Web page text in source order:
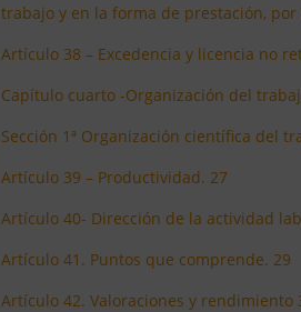
trabajo y en la forma de prestación,
Artículo 38 – Excedencia y licencia no
Capítulo cuarto -Organización del
Sección 1ª Organización científica del
Artículo 39 – Productividad. 27
Artículo 40- Dirección de la actividad
Artículo 41. Puntos que comprende. 29
Artículo 42. Valoraciones y rendimiento